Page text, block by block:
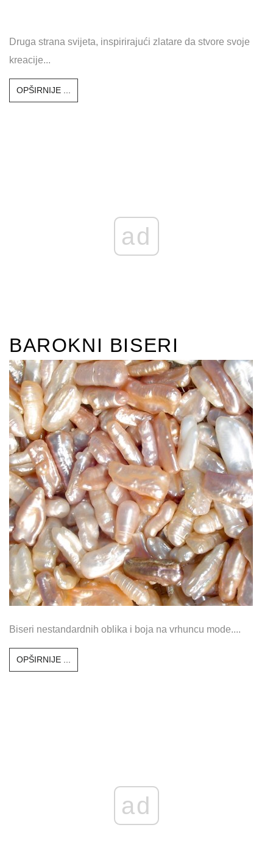
Druga strana svijeta, inspirirajući zlatare da stvore svoje
kreacije...
OPŠIRNIJE ...
ad
BAROKNI BISERI
Biseri nestandardnih oblika i boja na vrhuncu mode....
OPŠIRNIJE ...
ad